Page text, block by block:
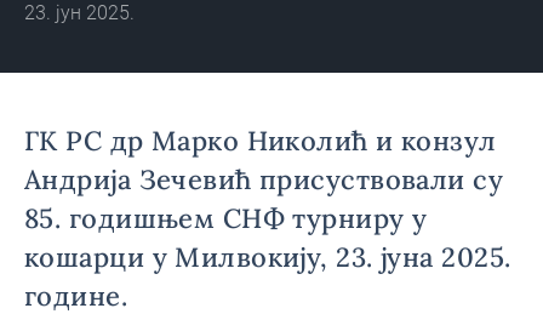
2025. године.
23. јун 2025.
ГК РС др Марко Николић и конзул
Андрија Зечевић присуствовали су
85. годишњем СНФ турниру у
кошарци у Милвокију, 23. јуна 2025.
године.